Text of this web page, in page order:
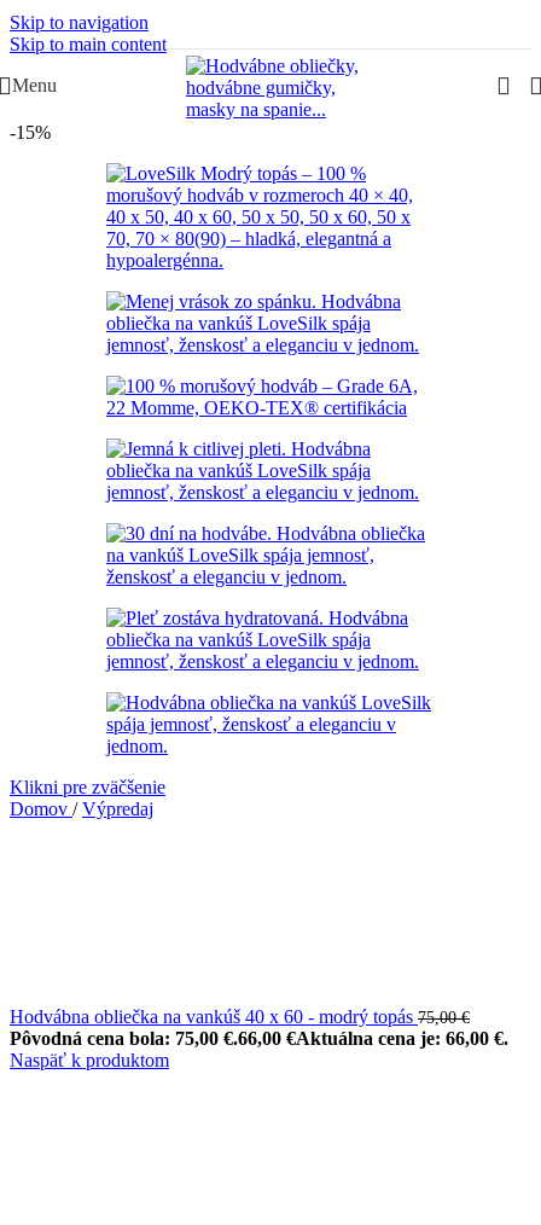
Skip to navigation
Skip to main content
Slovenská rodinná značka – Juraj & Monika
Menu
-15%
Klikni pre zväčšenie
Domov / Výpredaj
Hodvábna obliečka na vankúš 40 x 60 - modrý topás 75,00€
Pôvodná cena bola: 75,00 €.66,00 €Aktuálna cena je: 66,00 €.
Naspäť k produktom